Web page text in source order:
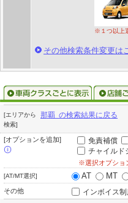
※１つ以上
その他検索条件変更は
[エリアから
検索]
那覇 の検索結果に戻る
[オプションを追加] 免責補償
チャイルド
※選択オプショ
[AT/MT選択] AT MT
その他 インボイス